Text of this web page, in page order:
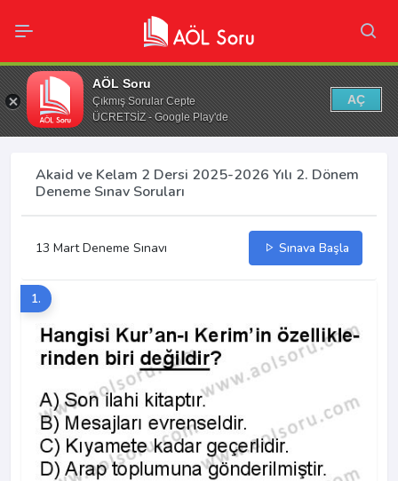
AÖL Soru
Çıkmış Sorular Cepte
ÜCRETSİZ - Google Play'de
AÇ
Akaid ve Kelam 2 Dersi 2025-2026 Yılı 2. Dönem
Deneme Sınav Soruları
13 Mart Deneme Sınavı Sınava Başla
1.